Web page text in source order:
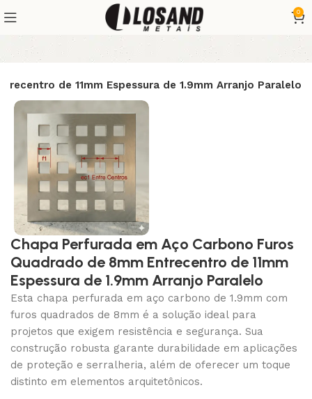
0
de 11mm Espessura de 1.9mm Arranjo Paralelo
Chapa Perfurada em Aço Carbono Furos
Quadrado de 8mm Entrecentro de 11mm
Espessura de 1.9mm Arranjo Paralelo
Esta chapa perfurada em aço carbono de 1.9mm com
furos quadrados de 8mm é a solução ideal para
projetos que exigem resistência e segurança. Sua
construção robusta garante durabilidade em aplicações
de proteção e serralheria, além de oferecer um toque
distinto em elementos arquitetônicos.